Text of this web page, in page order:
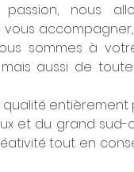
passion, nous
sommes à
aussi de
qualité
et du grand sud-
tout en